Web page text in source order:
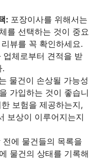
: 포장이사를 위해서는
를 선택하는 것이 중요
뷰를 꼭 확인하세요.
업체로부터 견적을 받
.
물건이 손상될 가능성
가입하는 것이 좋습니
보험을 제공하는지,
보상이 이루어지는지
전에 물건들의 목록을
물건의 상태를 기록해